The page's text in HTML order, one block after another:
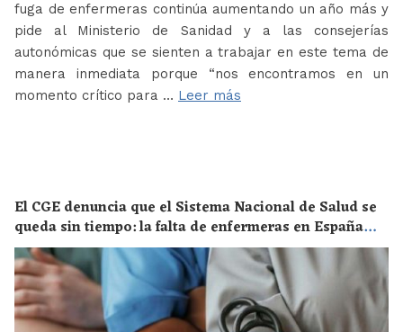
fuga de enfermeras continúa aumentando un año más y
pide al Ministerio de Sanidad y a las consejerías
autonómicas que se sienten a trabajar en este tema de
manera inmediata porque “nos encontramos en un
momento crítico para … Leer más
El CGE denuncia que el Sistema Nacional de Salud se
queda sin tiempo: la falta de enfermeras en España
supone un riesgo enorme para la salud de toda la
población